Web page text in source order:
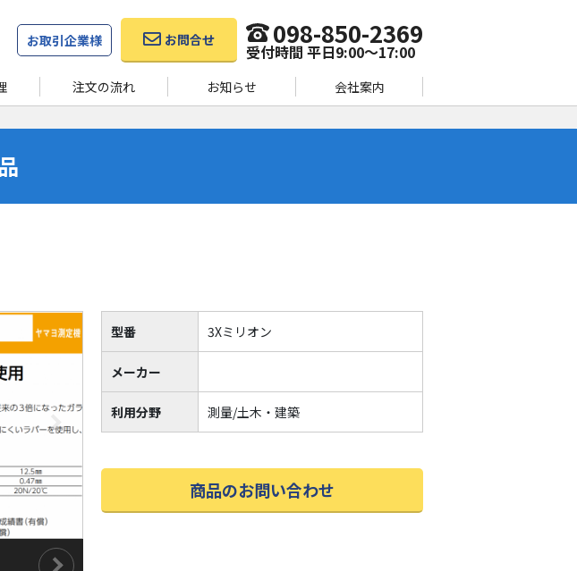
お取引企業様 お問合せ 098-850-2369
受付時間 平日9:00〜17:00
注文の流れ お知らせ 会社案内
型番 3Xミリオン
メーカー
利用分野 測量/土木・建築
商品のお問い合わせ